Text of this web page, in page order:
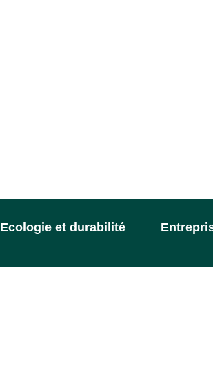
Ecologie et durabilité